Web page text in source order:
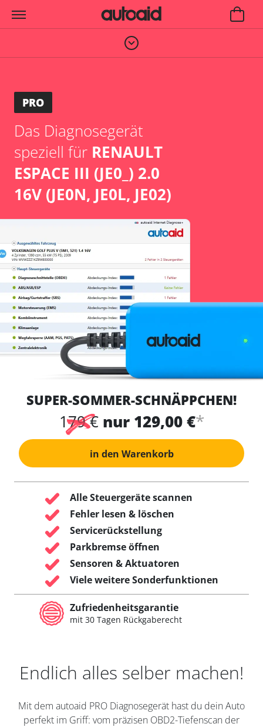
PRO
Das Diagnosegerät
speziell für RENAULT
ESPACE III (JE0_) 2.0
16V (JE0N, JE0L, JE02)
SUPER-SOMMER-SCHNÄPPCHEN!
179 € nur 129,00 €*
in den Warenkorb
Alle Steuergeräte scannen
Fehler lesen & löschen
Servicerückstellung
Parkbremse öffnen
Sensoren & Aktuatoren
Viele weitere Sonderfunktionen
Zufriedenheitsgarantie
mit 30 Tagen Rückgaberecht
Endlich alles selber machen!
Mit dem autoaid PRO Diagnosegerät hast du dein Auto
perfekt im Griff: vom präzisen OBD2-Tiefenscan der